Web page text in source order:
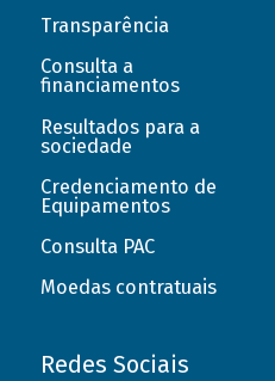
Transparência
Consulta a
financiamentos
Resultados para a
sociedade
Credenciamento de
Equipamentos
Consulta PAC
Moedas contratuais
Redes Sociais